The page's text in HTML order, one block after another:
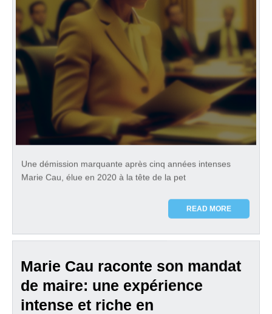
Une démission marquante après cinq années intenses
Marie Cau, élue en 2020 à la tête de la pet
READ MORE
Marie Cau raconte son mandat
de maire: une expérience
intense et riche en